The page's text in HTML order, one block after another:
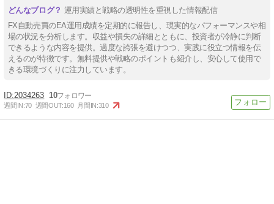
運用実績と戦略の透明性を重視した情報配信
FX自動売買のEA運用成績を定期的に報告し、現実的なパフォーマンスや相
場の状況を分析します。収益や損失の詳細とともに、投資者が冷静に判断
できるような内容を提供。過度な誇張を避けつつ、実践に役立つ情報を伝
えるのが特徴です。無料提供や戦略のポイントも紹介し、安心して使用で
きる環境づくりに注力しています。
2034263 10
週間IN:70 週間OUT:160 月間IN:310